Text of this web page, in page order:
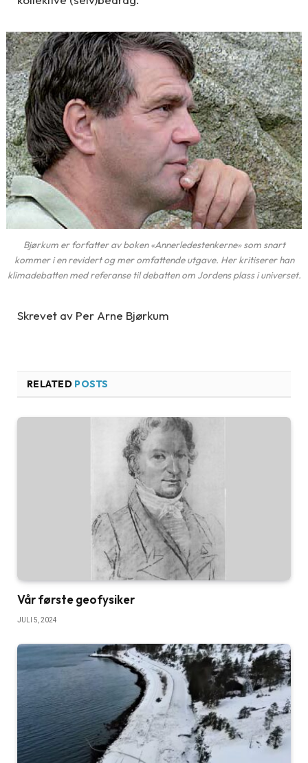
Bjørkum er forfatter av boken «Annerledestenkerne» som snart
kommer i en revidert og mer omfattende utgave. Her kritiserer han
klimadebatten med referanse til debatten om Jordens plass i universet.
Skrevet av Per Arne Bjørkum
RELATED POSTS
Vår første geofysiker
JULI 5, 2024